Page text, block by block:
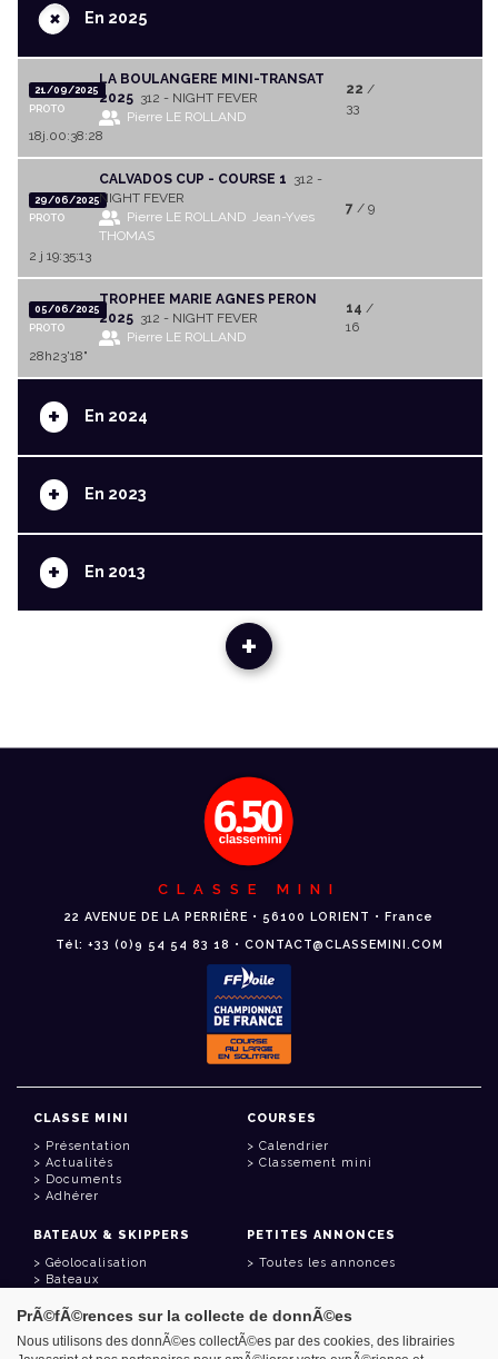
+En 2025
21/09/2025
PROTO
LA BOULANGERE MINI-TRANSAT
2025 312 - NIGHT FEVER
Pierre LE ROLLAND
22 /
33
18j.00:38:28
29/06/2025
PROTO
CALVADOS CUP - COURSE 1 312 -
NIGHT FEVER
Pierre LE ROLLAND Jean-Yves
THOMAS
7 / 9
2 j 19:35:13
05/06/2025
PROTO
TROPHEE MARIE AGNES PERON
2025 312 - NIGHT FEVER
Pierre LE ROLLAND
14 /
16
28h23'18"
+ En 2024
+ En 2023
+ En 2013
+
CLASSE MINI
22 AVENUE DE LA PERRIÈRE • 56100 LORIENT • France
Tél: +33 (0)9 54 54 83 18 • CONTACT@CLASSEMINI.COM
CLASSE MINI
Présentation
Actualités
Documents
Adhérer
COURSES
Calendrier
Classement mini
BATEAUX & SKIPPERS
Géolocalisation
Bateaux
PETITES ANNONCES
Toutes les annonces
LIENS UTILES
PrÃ©fÃ©rences sur la collecte de donnÃ©es
Nous utilisons des donnÃ©es collectÃ©es par des cookies, des librairies